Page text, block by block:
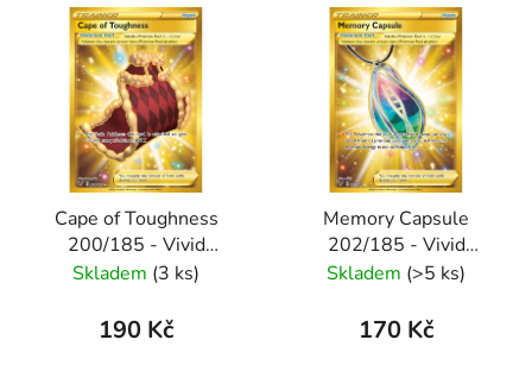
Cape of Toughness
200/185 - Vivid
Voltage
Skladem (3 ks)
190 Kč
Memory Capsule
202/185 - Vivid
Voltage
Skladem (>5 ks)
170 Kč